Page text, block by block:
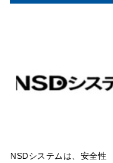
NSDシステムは、安全